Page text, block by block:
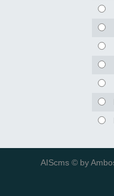
AIScms © by